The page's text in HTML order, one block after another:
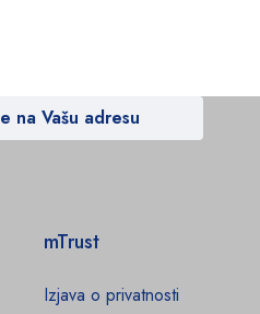
na Vašu adresu
mTrust
Izjava o privatnosti